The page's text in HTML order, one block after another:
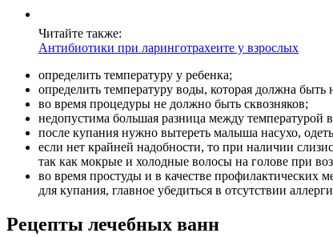
Читайте также:
Антибиотики при ларинготрахеите у взрослых
определить температуру у ребенка;
определить температуру воды, которая должна
во время процедуры не должно быть сквозняков;
недопустима большая разница между температурой
после купания нужно вытереть малыша насухо,
если нет крайней надобности, то при наличии
так как мокрые и холодные волосы на голове при
во время простуды и в качестве профилактических
для купания, главное убедиться в отсутствии
Рецепты лечебных ванн